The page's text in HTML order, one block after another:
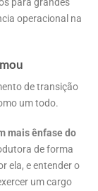
para grandes
operacional na
de transição
um todo.
mais ênfase do
de forma
ela, e entender o
um cargo